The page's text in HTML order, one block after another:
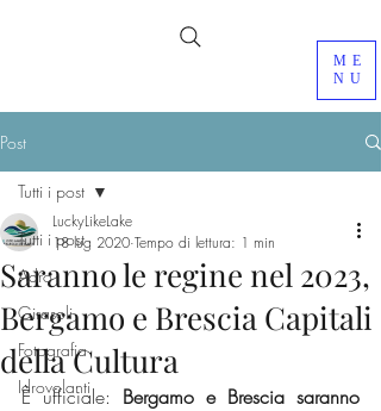
ME
NU
Post
Tutti i post
Adro
Girasoli
Fotografia
Idrovolanti
Tutti i post
Saranno le regine nel 2023,
Bergamo e Brescia Capitali
della Cultura
LuckyLikeLake
18 lug 2020 Tempo di lettura: 1 min
È ufficiale: Bergamo e Brescia saranno